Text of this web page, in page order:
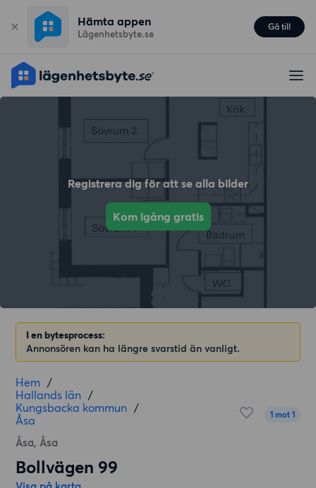
Hämta appen
Lägenhetsbyte.se
Gå till
Registrera dig för att se alla bilder
Kom igång gratis
I en bytesprocess:
Annonsören kan ha längre svarstid än vanligt.
Hem /
Hallands län /
Kungsbacka kommun /
Åsa
Åsa, Åsa
1 mot 1
Bollvägen 99